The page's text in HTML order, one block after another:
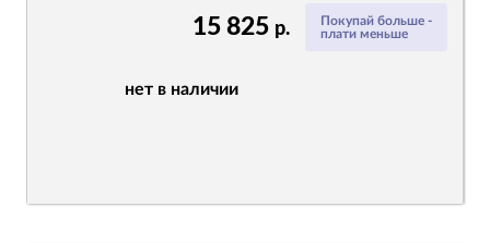
Покупай больше -
плати меньше
15 825 р.
нет в наличии